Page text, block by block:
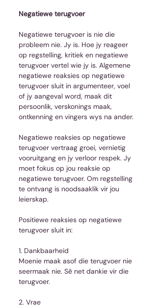
Negatiewe terugvoer
Negatiewe terugvoer is nie die
probleem nie. Jy is. Hoe jy reageer
op regstelling, kritiek en negatiewe
terugvoer vertel wie jy is. Algemene
negatiewe reaksies op negatiewe
terugvoer sluit in argumenteer, voel
of jy aangeval word, maak dit
persoonlik, verskonings maak,
ontkenning en vingers wys na ander.
Negatiewe reaksies op negatiewe
terugvoer vertraag groei, vernietig
vooruitgang en jy verloor respek. Jy
moet fokus op jou reaksie op
negatiewe terugvoer. Om regstelling
te ontvang is noodsaaklik vir jou
leierskap.
Positiewe reaksies op negatiewe
terugvoer sluit in:
1. Dankbaarheid
Moenie maak asof die terugvoer nie
seermaak nie. Sê net dankie vir die
terugvoer.
2. Vrae